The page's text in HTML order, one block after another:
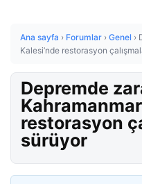
Ana sayfa › Forumlar › Genel ›
Kalesi’nde restorasyon
Depremde
restorasyon
sürüyor